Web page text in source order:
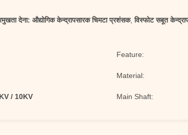
देना: औद्योगिक केन्द्रापसारक चिमटा प्रशंसक,विस्फोट सबूत
Feature:
Material:
/ 10KV Main Shaft: